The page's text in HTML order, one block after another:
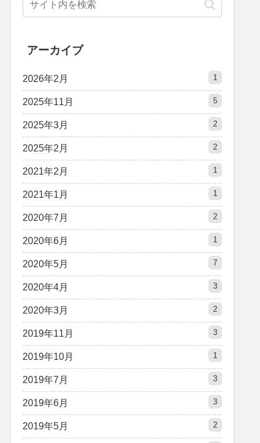
アーカイブ
2026年2月 1
2025年11月 5
2025年3月 2
2025年2月 2
2021年2月 1
2021年1月 1
2020年7月 2
2020年6月 1
2020年5月 7
2020年4月 3
2020年3月 2
2019年11月 3
2019年10月 1
2019年7月 3
2019年6月 3
2019年5月 2